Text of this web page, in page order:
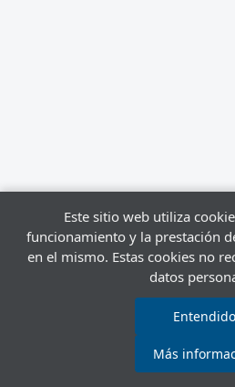
Este sitio web utiliza
funcionamiento y la prestación
en el mismo. Estas cookies no
datos
Entendido
Más